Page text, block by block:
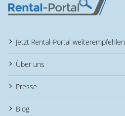
Jetzt Rental-Portal weiterempfehlen
Über uns
Presse
Blog